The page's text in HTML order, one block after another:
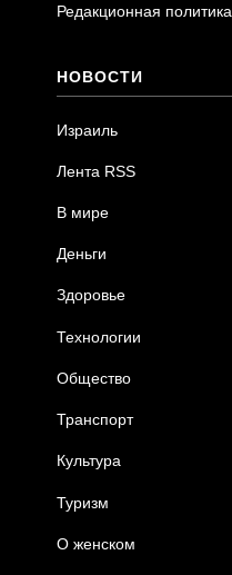
Редакционная политика
НОВОСТИ
Израиль
Лента RSS
В мире
Деньги
Здоровье
Технологии
Общество
Транспорт
Культура
Туризм
О женском